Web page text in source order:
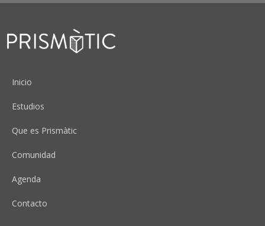
Peu
Inicio
Estudios
Que es Prismàtic
Comunidad
Agenda
Contacto